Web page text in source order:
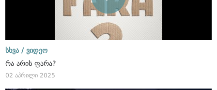
სხვა / ვიდეო
რა არის ფარა?
02 აპრილი 2025